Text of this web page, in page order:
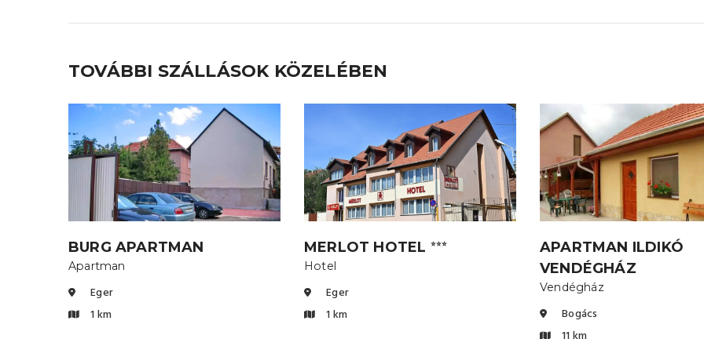
TOVÁBBI SZÁLLÁSOK KÖZELÉBEN
BURG APARTMAN
Apartman
Eger
1 km
MERLOT HOTEL ⭐⭐⭐
Hotel
Eger
1 km
APARTMAN ILDIKÓ
VENDÉGHÁZ
Vendégház
Bogács